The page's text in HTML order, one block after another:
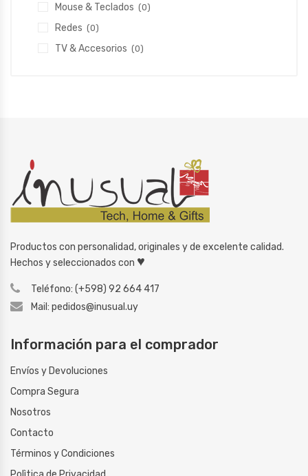
Mouse & Teclados (0)
Redes (0)
TV & Accesorios (0)
Productos con personalidad, originales y de excelente calidad.
Hechos y seleccionados con ♥
Teléfono: (+598) 92 664 417
Mail: pedidos@inusual.uy
Información para el comprador
Envíos y Devoluciones
Compra Segura
Nosotros
Contacto
Términos y Condiciones